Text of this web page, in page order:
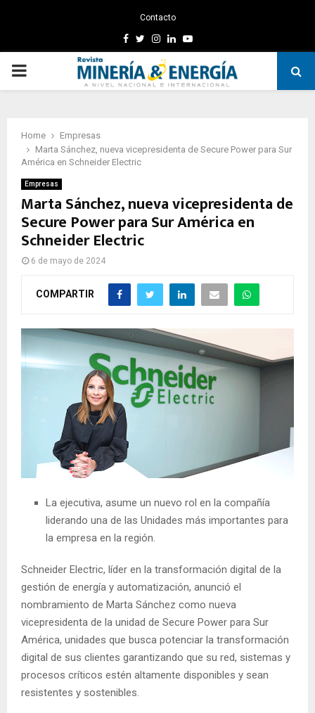
Contacto
Facebook
TwitterInstagram
LinkedinYoutube
PRIMARY
Home
Empresas
Marta Sánchez, nueva vicepresidenta de Secure Power para Sur
América en Schneider Electric
Empresas
Marta Sánchez, nueva vicepresidenta de
Secure Power para Sur América en
Schneider Electric
6 de mayo de 2024
COMPARTIR
La ejecutiva, asume un nuevo rol en la compañía
liderando una de las Unidades más importantes para
la empresa en la región.
Schneider Electric, líder en la transformación digital de la
gestión de energía y automatización, anunció el
nombramiento de Marta Sánchez como nueva
vicepresidenta de la unidad de Secure Power para Sur
América, unidades que busca potenciar la transformación
digital de sus clientes garantizando que su red, sistemas y
procesos críticos estén altamente disponibles y sean
resistentes y sostenibles.